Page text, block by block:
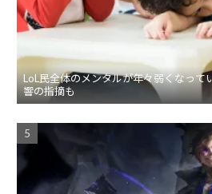
LoL民全体のメンタルが年々弱くなって
響の指摘も